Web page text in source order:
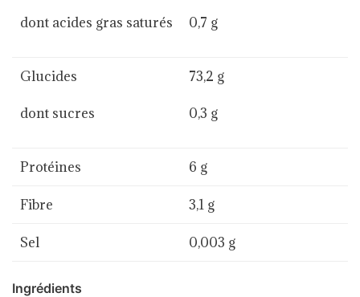
dont acides gras saturés 0,7 g
Glucides
dont sucres
73,2 g
0,3 g
Protéines 6 g
Fibre 3,1 g
Sel 0,003 g
Ingrédients